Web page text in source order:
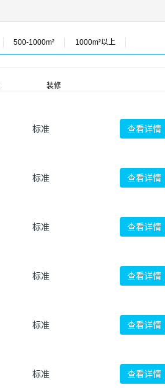
500-1000m² 1000m²以上
装修
标准 查看详情
标准 查看详情
标准 查看详情
标准 查看详情
标准 查看详情
标准 查看详情